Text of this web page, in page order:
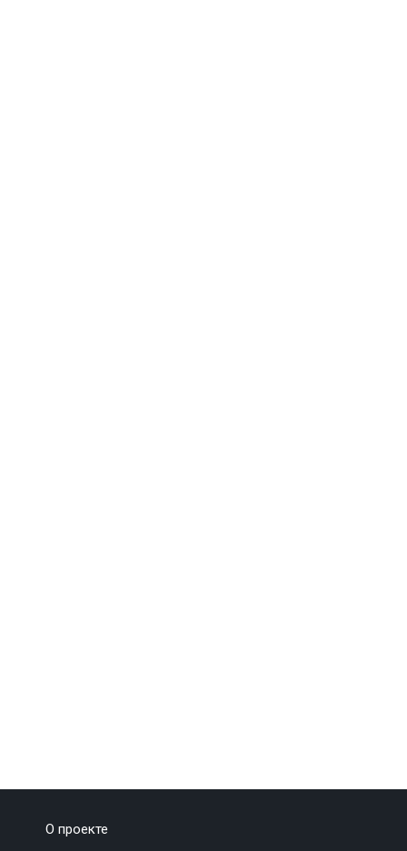
О проекте